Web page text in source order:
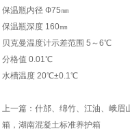
保温瓶内径 Ф75㎜
保温瓶深度 160㎜
贝克曼温度计示差范围 5～6℃
分格值 0.01℃
水槽温度 20℃±0.1℃
上一篇： 什邡、绵竹、江油、峨眉
箱，湖南混凝土标准养护箱